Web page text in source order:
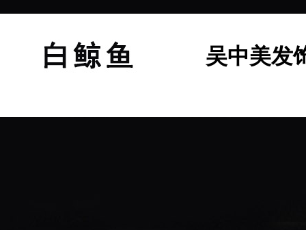
吴中美发